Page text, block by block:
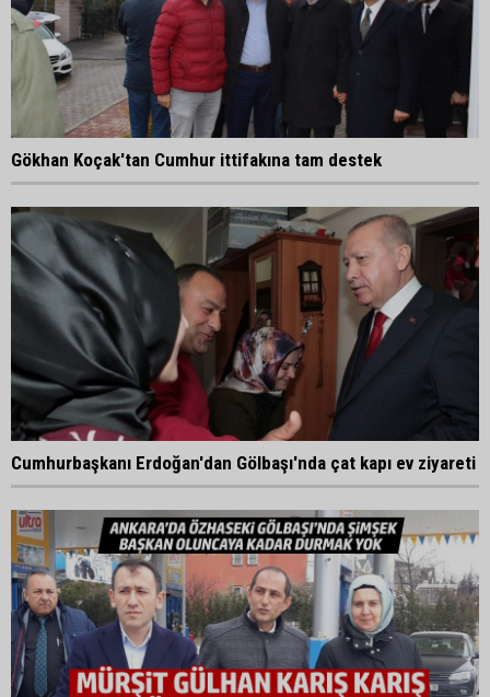
Gökhan Koçak'tan Cumhur ittifakına tam destek
Cumhurbaşkanı Erdoğan'dan Gölbaşı'nda çat kapı ev ziyareti